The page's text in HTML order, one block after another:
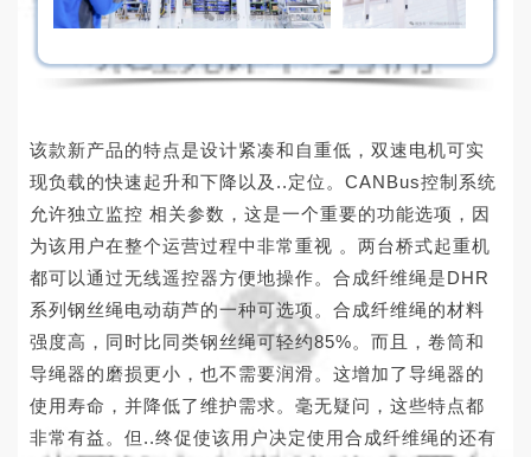
该款新产品的特点是设计紧凑和自重低，双速电机可实
现负载的快速起升和下降以及..定位。CANBus控制系统
允许独立监控 相关参数，这是一个重要的功能选项，因
为该用户在整个运营过程中非常重视 。两台桥式起重机
都可以通过无线遥控器方便地操作。合成纤维绳是DHR
系列钢丝绳电动葫芦的一种可选项。合成纤维绳的材料
强度高，同时比同类钢丝绳可轻约85%。而且，卷筒和
导绳器的磨损更小，也不需要润滑。这增加了导绳器的
使用寿命，并降低了维护需求。毫无疑问，这些特点都
非常有益。但..终促使该用户决定使用合成纤维绳的还有